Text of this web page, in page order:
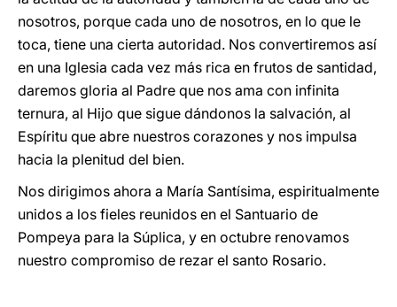
nosotros, porque cada uno de nosotros, en lo que le
toca, tiene una cierta autoridad. Nos convertiremos así
en una Iglesia cada vez más rica en frutos de santidad,
daremos gloria al Padre que nos ama con infinita
ternura, al Hijo que sigue dándonos la salvación, al
Espíritu que abre nuestros corazones y nos impulsa
hacia la plenitud del bien.
Nos dirigimos ahora a María Santísima, espiritualmente
unidos a los fieles reunidos en el Santuario de
Pompeya para la Súplica, y en octubre renovamos
nuestro compromiso de rezar el santo Rosario.